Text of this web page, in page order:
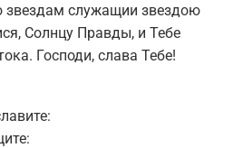
звездам служащии звездою
Солнцу Правды, и Тебе
Господи, слава Тебе!